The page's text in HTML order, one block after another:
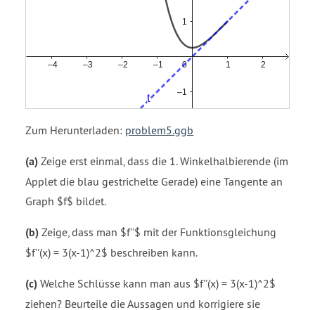
Zum Herunterladen: problem5.ggb
(a) Zeige erst einmal, dass die 1. Winkelhalbierende (im
Applet die blau gestrichelte Gerade) eine Tangente an
Graph $f$ bildet.
(b) Zeige, dass man $f''$ mit der Funktionsgleichung
$f''(x) = 3(x-1)^2$ beschreiben kann.
(c) Welche Schlüsse kann man aus $f''(x) = 3(x-1)^2$
ziehen? Beurteile die Aussagen und korrigiere sie